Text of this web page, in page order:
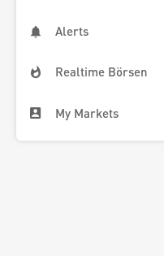
Alerts
Realtime Börsen
My Markets